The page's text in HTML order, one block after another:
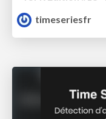
timeseriesfr